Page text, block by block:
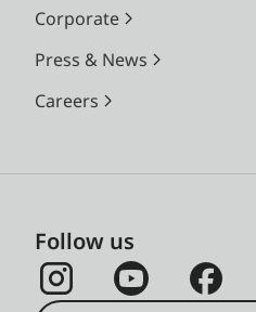
Corporate
Press & News
Careers
Follow us